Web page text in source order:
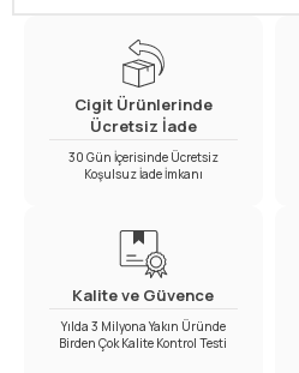
Cigit Ürünlerinde
Ücretsiz İade
30 Gün İçerisinde Ücretsiz
Koşulsuz İade İmkanı
Kalite ve Güvence
Yılda 3 Milyona Yakın Üründe
Birden Çok Kalite Kontrol Testi